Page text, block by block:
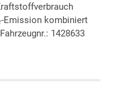
Emission kombiniert
1428633